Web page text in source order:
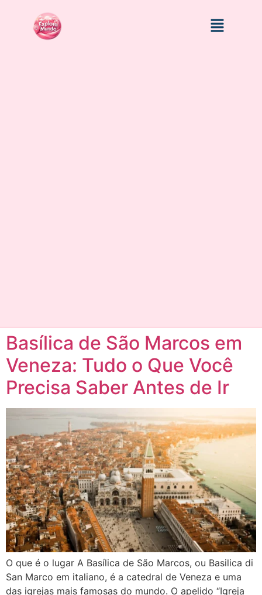
Basílica de São Marcos em
Veneza: Tudo o Que Você
Precisa Saber Antes de Ir
O que é o lugar A Basílica de São Marcos, ou Basilica di
San Marco em italiano, é a catedral de Veneza e uma
das igrejas mais famosas do mundo. O apelido “Igreja